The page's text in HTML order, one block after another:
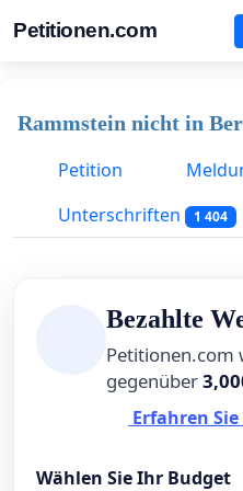
Petitionen.com
Rammstein nicht in
Petition
Unterschriften 1 404
Bezahlte
Petitionen.com
gegenüber
Erfahren
Wählen Sie Ihr Budget